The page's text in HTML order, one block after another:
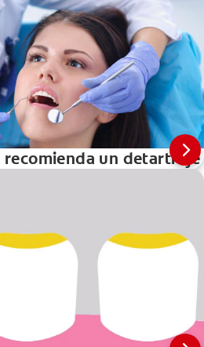
recomienda un detartraje